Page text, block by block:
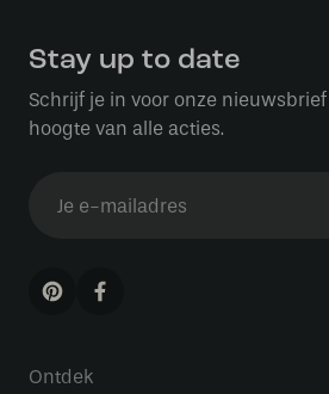
Stay up to date
Schrijf je in voor onze
hoogte van alle acties.
Ontdek